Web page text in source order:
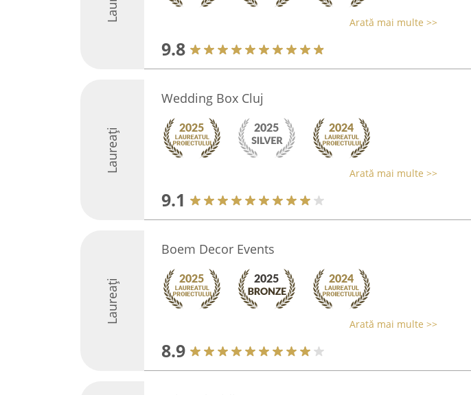
Arată mai multe >>
9.8
Laureați
Wedding Box Cluj
Arată mai multe >>
9.1
Laureați
Boem Decor Events
Arată mai multe >>
8.9